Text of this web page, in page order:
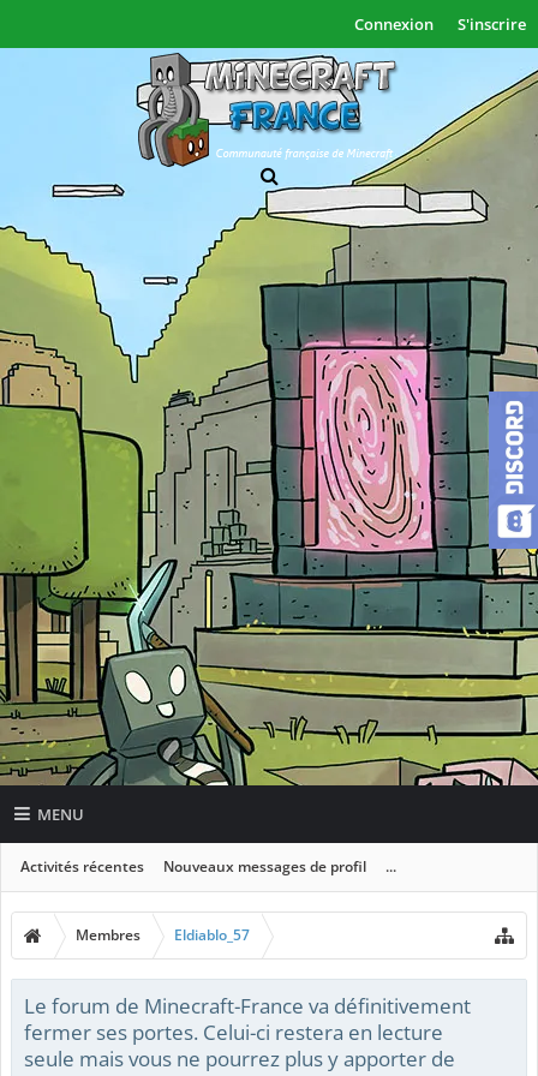
Connexion S'inscrire
MENU
Activités récentes Nouveaux messages de profil ...
Membres Eldiablo_57
Le forum de Minecraft-France va définitivement
fermer ses portes. Celui-ci restera en lecture
seule mais vous ne pourrez plus y apporter de